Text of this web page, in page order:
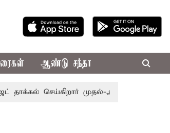
ஆண்டு சந்தா
செய்கிறார் முதல்-அமைச்சர் ரங்கசாமி